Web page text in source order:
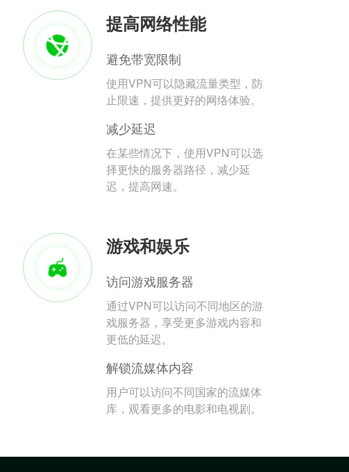
提高网络性能
避免带宽限制
使用VPN可以隐藏流量类型，防
止限速，提供更好的网络体验。
减少延迟
在某些情况下，使用VPN可以选
择更快的服务器路径，减少延
迟，提高网速。
游戏和娱乐
访问游戏服务器
通过VPN可以访问不同地区的游
戏服务器，享受更多游戏内容和
更低的延迟。
解锁流媒体内容
用户可以访问不同国家的流媒体
库，观看更多的电影和电视剧。